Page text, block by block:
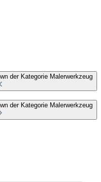
der Kategorie Malerwerkzeug
der Kategorie Malerwerkzeug